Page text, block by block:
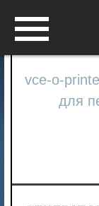
vce-o-
для